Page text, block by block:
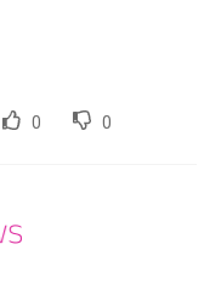
0 0